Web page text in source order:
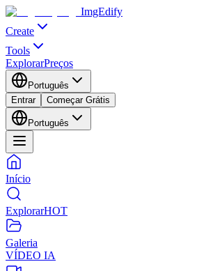
ImgEdify
Create
Tools
ExplorarPreços
Português
Entrar
Começar Grátis
Português
Início
ExplorarHOT
Galeria
VÍDEO IA